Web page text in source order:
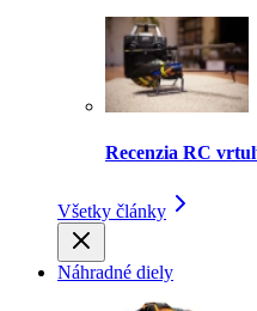
Recenzia RC
Všetky články
Náhradné diely